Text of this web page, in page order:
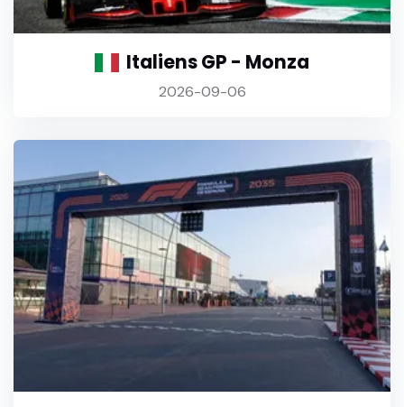
Italiens GP - Monza
2026-09-06